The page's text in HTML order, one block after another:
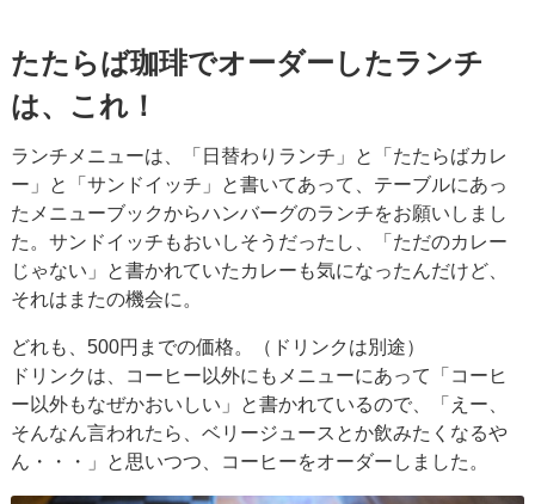
たたらば珈琲でオーダーしたランチ
は、これ！
ランチメニューは、「日替わりランチ」と「たたらばカレ
ー」と「サンドイッチ」と書いてあって、テーブルにあっ
たメニューブックからハンバーグのランチをお願いしまし
た。サンドイッチもおいしそうだったし、「ただのカレー
じゃない」と書かれていたカレーも気になったんだけど、
それはまたの機会に。
どれも、500円までの価格。（ドリンクは別途）
ドリンクは、コーヒー以外にもメニューにあって「コーヒ
ー以外もなぜかおいしい」と書かれているので、「えー、
そんなん言われたら、ベリージュースとか飲みたくなるや
ん・・・」と思いつつ、コーヒーをオーダーしました。